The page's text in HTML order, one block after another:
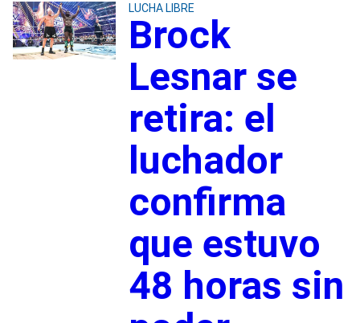
LUCHA LIBRE
Brock
Lesnar se
retira: el
luchador
confirma
que estuvo
48 horas sin